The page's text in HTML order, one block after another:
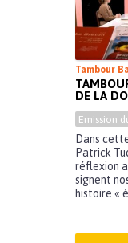
Tambour
DE LA
Emission
Dans
Patrick
réflexion
signent
histoire «